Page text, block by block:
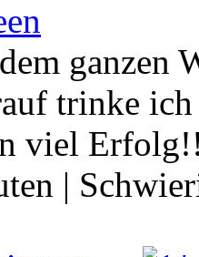
ganzen
trinke ich
viel
|